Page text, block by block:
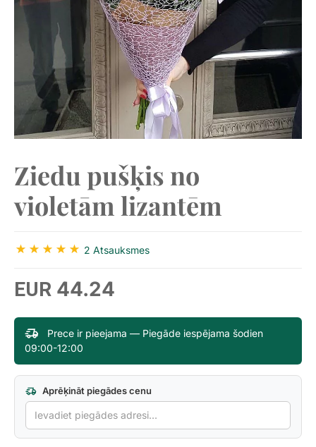
Ziedu pušķis no
violetām lizantēm
2 Atsauksmes
EUR 44.24
Prece ir pieejama — Piegāde iespējama šodien
09:00-12:00
Aprēķināt piegādes cenu